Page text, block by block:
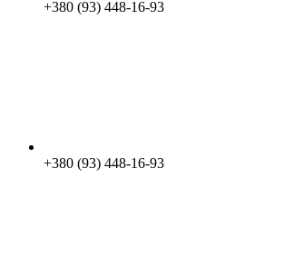
+380 (93) 448-16-93
+380 (93) 448-16-93